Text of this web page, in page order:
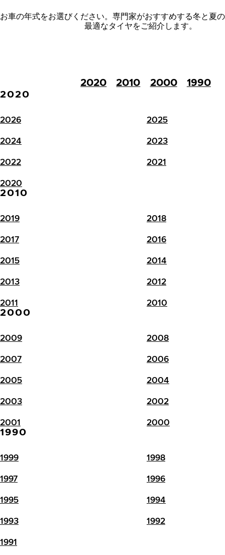
お車の年式をお選びください。 専門家がおすすめする冬と夏
最適なタイヤをご紹介します。
2020 2010 2000 1990
2020
2026 2025
2024 2023
2022 2021
2020
2010
2019 2018
2017 2016
2015 2014
2013 2012
2011 2010
2000
2009 2008
2007 2006
2005 2004
2003 2002
2001 2000
1990
1999 1998
1997 1996
1995 1994
1993 1992
1991